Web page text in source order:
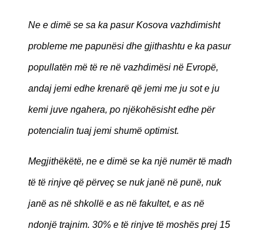
Ne e dimë se sa ka pasur Kosova vazhdimisht
probleme me papunësi dhe gjithashtu e ka pasur
popullatën më të re në vazhdimësi në Evropë,
andaj jemi edhe krenarë që jemi me ju sot e ju
kemi juve ngahera, po njëkohësisht edhe për
potencialin tuaj jemi shumë optimist.
Megjithëkëtë, ne e dimë se ka një numër të madh
të të rinjve që përveç se nuk janë në punë, nuk
janë as në shkollë e as në fakultet, e as në
ndonjë trajnim. 30% e të rinjve të moshës prej 15